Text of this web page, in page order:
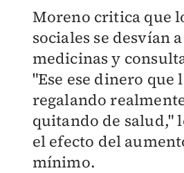
Moreno critica que
sociales se desvían
medicinas y
"Ese ese dinero que
regalando
quitando de salud,"
el efecto del
mínimo.